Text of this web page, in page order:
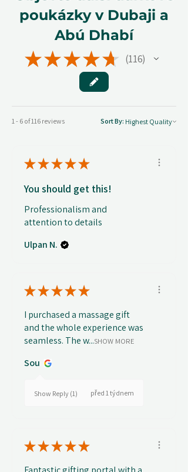
poukázky v Dubaji a
Abú Dhabí
★★★★★ 116
116
1 - 6 of 116 reviews Sort By:
★★★★★
You should get this!
Professionalism and
attention to details
Ulpan N.
★★★★★
I purchased a massage gift
and the whole experience was
seamless. The w...SHOW MORE
Sou
Show Reply (1) před 1 týdnem
★★★★★